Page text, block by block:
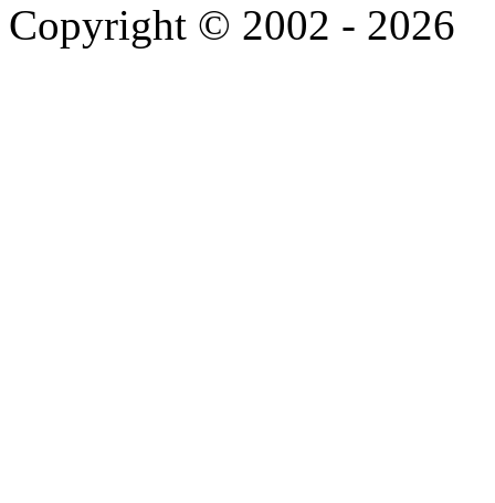
Copyright © 2002 - 2026